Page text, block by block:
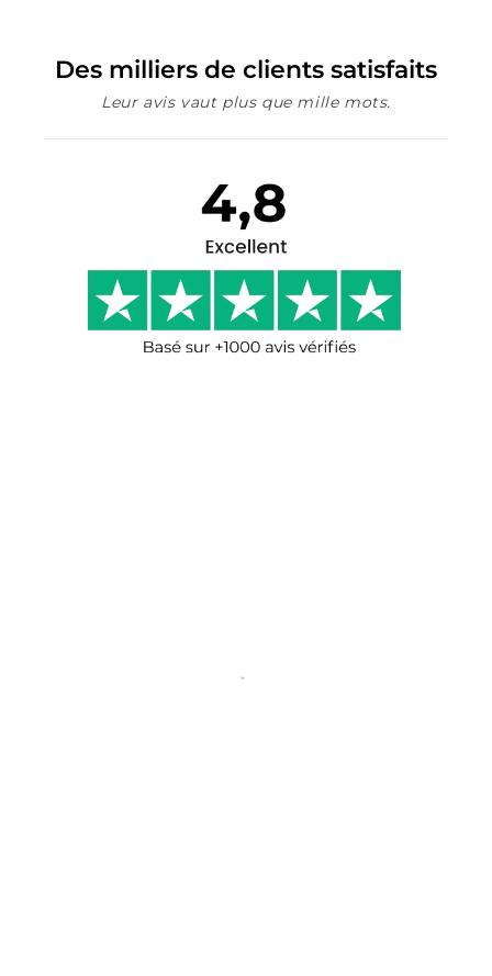
Des milliers de clients satisfaits
Leur avis vaut plus que mille mots.